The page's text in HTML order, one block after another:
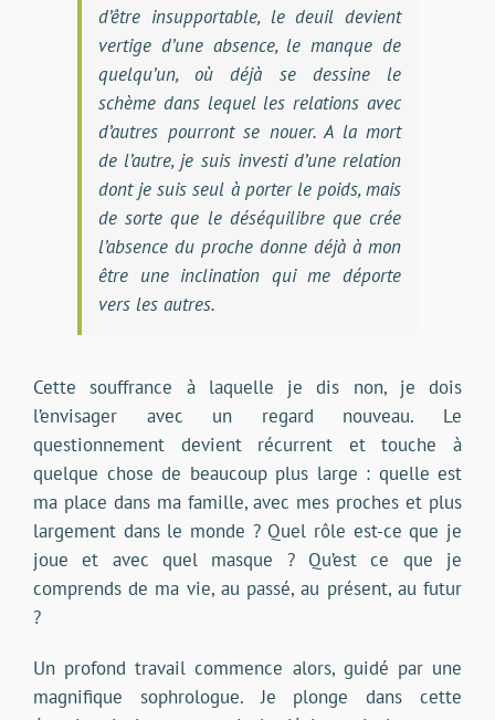
d’être insupportable, le deuil devient
vertige d’une absence, le manque de
quelqu’un, où déjà se dessine le
schème dans lequel les relations avec
d’autres pourront se nouer. A la mort
de l’autre, je suis investi d’une relation
dont je suis seul à porter le poids, mais
de sorte que le déséquilibre que crée
l’absence du proche donne déjà à mon
être une inclination qui me déporte
vers les autres.
Cette souffrance à laquelle je dis non, je dois
l’envisager avec un regard nouveau. Le
questionnement devient récurrent et touche à
quelque chose de beaucoup plus large : quelle est
ma place dans ma famille, avec mes proches et plus
largement dans le monde ? Quel rôle est-ce que je
joue et avec quel masque ? Qu’est ce que je
comprends de ma vie, au passé, au présent, au futur
?
Un profond travail commence alors, guidé par une
magnifique sophrologue. Je plonge dans cette